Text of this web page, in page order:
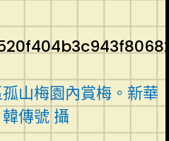
山梅園內賞梅。新華
傳號 攝